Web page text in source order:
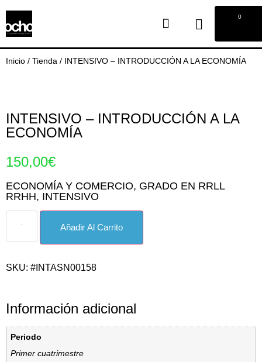
0
Inicio / Tienda / INTENSIVO – INTRODUCCIÓN A LA ECONOMÍA
INTENSIVO – INTRODUCCIÓN A LA
ECONOMÍA
150,00€
ECONOMÍA Y COMERCIO, GRADO EN RRLL
RRHH, INTENSIVO
Añadir Al Carrito
SKU: #INTASN00158
Información adicional
Periodo
Primer cuatrimestre